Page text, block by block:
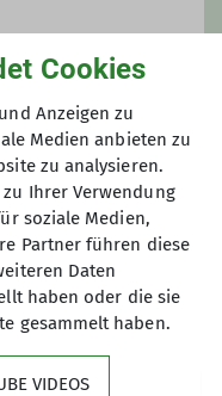
Cookies
Anzeigen zu
Medien anbieten zu
zu analysieren.
Ihrer Verwendung
soziale Medien,
Partner führen diese
Daten
haben oder die sie
gesammelt haben.
VIDEOS